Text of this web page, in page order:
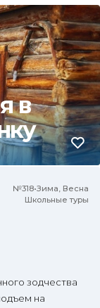
в
№318•Зима, Весна
Школьные туры
зодчества
на